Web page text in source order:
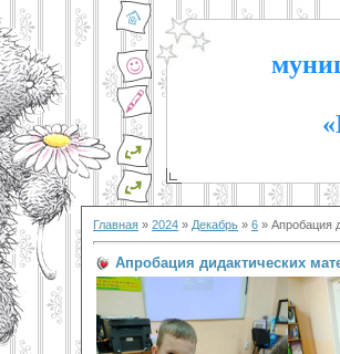
Главная » 2024 » Декабрь » 6 » Апробация
Апробация дидактических